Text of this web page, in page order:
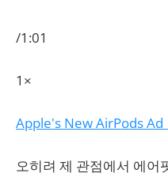
/1:01
1×
Apple's New AirPods Ad
오히려 제 관점에서 에어